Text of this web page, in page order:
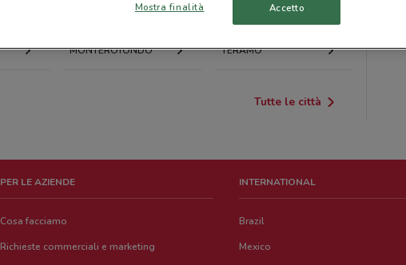
MONTEROTONDO TERAMO
Tutte le città
PER LE AZIENDE
Cosa facciamo
Richieste commerciali e marketing
INTERNATIONAL
Brazil
Mexico
Mostra finalità Accetto